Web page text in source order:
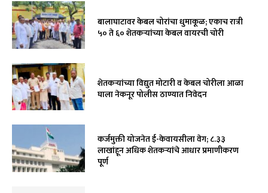
बालाघाटावर केबल चोरांचा धुमाकूळ; एकाच रात्री
५० ते ६० शेतकऱ्यांच्या केबल वायरची चोरी
शेतकऱ्यांच्या विद्युत मोटारी व केबल चोरीला आळा
घाला नेकनूर पोलीस ठाण्यात निवेदन
कर्जमुक्ती योजनेत ई-केवायसीला वेग; ८.३३
लाखांहून अधिक शेतकऱ्यांचे आधार प्रमाणीकरण
पूर्ण